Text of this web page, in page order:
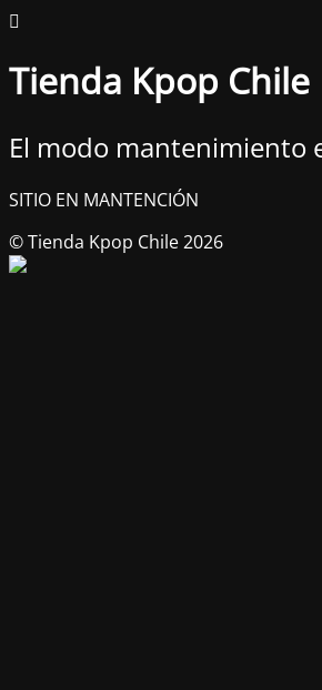
Tienda Kpop Chile
El modo mantenimiento
SITIO EN MANTENCIÓN
© Tienda Kpop Chile 2026